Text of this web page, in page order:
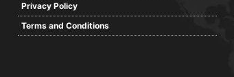
Privacy Policy
Terms and Conditions